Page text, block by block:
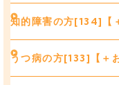
知的障害の方[134]【
うつ病の方[133]【＋